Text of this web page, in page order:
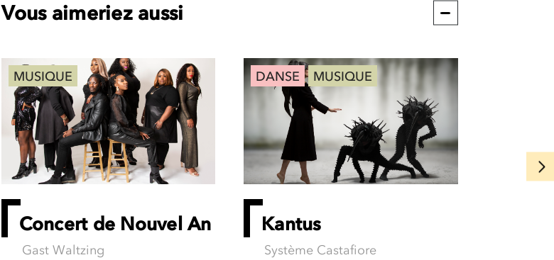
Vous aimeriez aussi
MUSIQUE
Concert de Nouvel An
Gast Waltzing
DANSE MUSIQUE
Kantus
Système Castafiore